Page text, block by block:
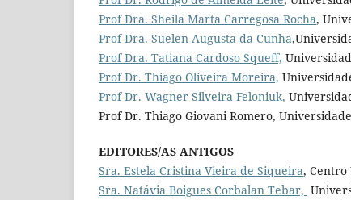
Prof Dra. Sheila Marta Carregosa Rocha,
Prof Dra. Suelen Augusta da Cunha
Prof Dra. Tatiana Cardoso Squeff,
Prof Dr. Thiago Oliveira Moreira,
Prof Dr. Wagner Silveira Feloniuk,
Prof Dr. Thiago Giovani Romero,
EDITORES/AS ANTIGOS
Sra. Estela Cristina Vieira de Siqueira, Centro
Sra. Natávia Boigues Corbalan Tebar,